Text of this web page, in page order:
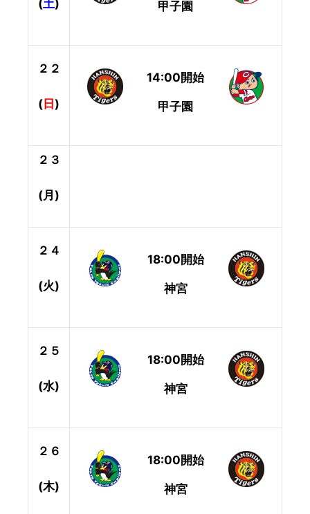
(土) 甲子園
２２
(日)
14:00開始
甲子園
２３
(月)
２４
(火)
18:00開始
神宮
２５
(水)
18:00開始
神宮
２６
(木)
18:00開始
神宮